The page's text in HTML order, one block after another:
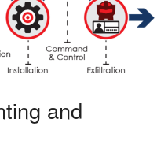
and